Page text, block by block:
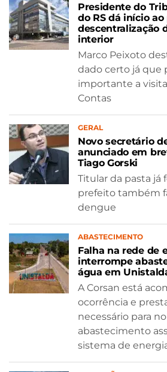
Presidente do
do RS dá início
descentralização
interior
Marco Peixoto
dado certo já que
importante a
Contas
GERAL
Novo secretário
anunciado em
Tiago Gorski
Titular da pasta já
prefeito também
dengue
ABASTECIMENTO
Falha na rede de
interrompe
água em
A Corsan está
ocorrência e
necessário para
abastecimento
sistema de